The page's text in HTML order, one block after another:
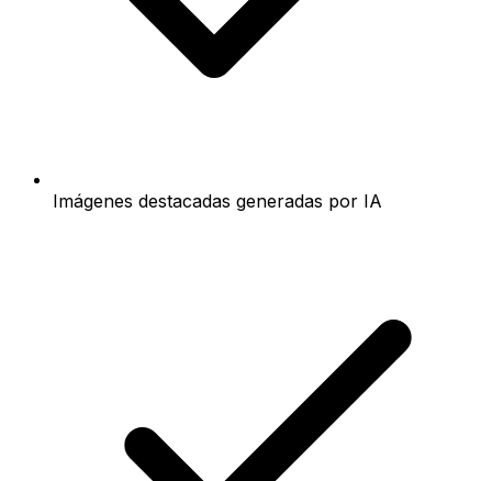
Imágenes destacadas generadas por IA